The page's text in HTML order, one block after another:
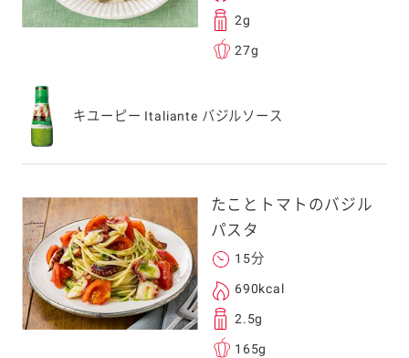
2g
27g
キユーピー Italiante バジルソース
たことトマトのバジル
パスタ
15分
690kcal
2.5g
165g